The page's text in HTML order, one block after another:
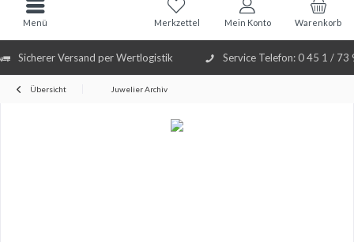
Sicherer Versand per Wertlogistik Service Telefon: 0 45 1 / 73
Warenkorb
Merkzettel Mein Konto
Menü
Übersicht Juwelier Archiv